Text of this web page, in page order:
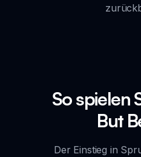
So spielen
But
Der Einstieg in